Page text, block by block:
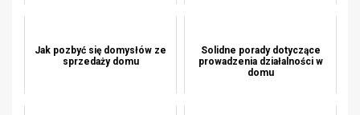
Jak pozbyć się domysłów ze
sprzedaży domu
Solidne porady dotyczące
prowadzenia działalności w
domu